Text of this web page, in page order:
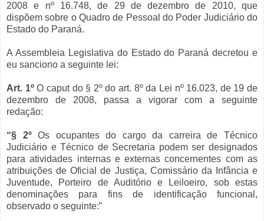
2008 e nº 16.748, de 29 de dezembro de 2010, que
dispõem sobre o Quadro de Pessoal do Poder Judiciário do
Estado do Paraná.
A Assembleia Legislativa do Estado do Paraná decretou e
eu sanciono a seguinte lei:
Art. 1ºO caput do § 2º do art. 8º da Lei nº 16.023, de 19 de
dezembro de 2008, passa a vigorar com a seguinte
redação:
“§ 2ºOs ocupantes do cargo da carreira de Técnico
Judiciário e Técnico de Secretaria podem ser designados
para atividades internas e externas concernentes com as
atribuições de Oficial de Justiça, Comissário da Infância e
Juventude, Porteiro de Auditório e Leiloeiro, sob estas
denominações para fins de identificação funcional,
observado o seguinte:”